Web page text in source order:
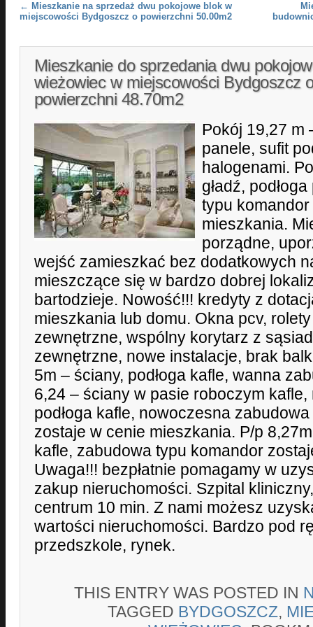
Post navigation
← Mieszkanie na sprzedaż dwu pokojowe blok w
miejscowości Bydgoszcz o powierzchni 50.00m2
Mieszkanie do sprzedania dwu
wieżowiec w miejscowości Bydgoszcz
powierzchni 48.70m2
Pokój 19,27 m
panele, sufit
halogenami.
gładź,
typu
mieszkania.
porządne,
wejść zamieszkać bez dodatkowych
mieszczące się w bardzo dobrej
bartodzieje. Nowość!!! kredyty z
mieszkania lub domu. Okna pcv,
zewnętrzne, wspólny korytarz z
zewnętrzne, nowe instalacje, brak
5m – ściany, podłoga kafle, wanna
6,24 – ściany w pasie roboczym kafle,
podłoga kafle, nowoczesna
zostaje w cenie mieszkania. P/p
kafle, zabudowa typu komandor
Uwaga!!! bezpłatnie pomagamy w
zakup nieruchomości. Szpital
centrum 10 min. Z nami możesz
wartości nieruchomości. Bardzo pod
przedszkole, rynek.
THIS ENTRY WAS POSTED IN
TAGGED BYDGOSZCZ,